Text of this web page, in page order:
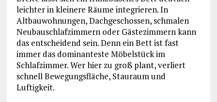
leichter in kleinere Räume integrieren. In
Altbauwohnungen, Dachgeschossen, schmalen
Neubauschlafzimmern oder Gästezimmern kann
das entscheidend sein. Denn ein Bett ist fast
immer das dominanteste Möbelstück im
Schlafzimmer. Wer hier zu groß plant, verliert
schnell Bewegungsfläche, Stauraum und
Luftigkeit.